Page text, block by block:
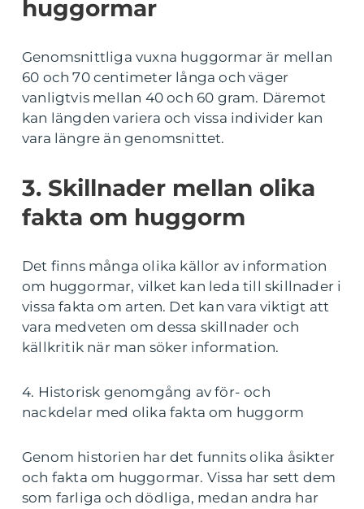
huggormar
Genomsnittliga vuxna huggormar är mellan
60 och 70 centimeter långa och väger
vanligtvis mellan 40 och 60 gram. Däremot
kan längden variera och vissa individer kan
vara längre än genomsnittet.
3. Skillnader mellan olika
fakta om huggorm
Det finns många olika källor av information
om huggormar, vilket kan leda till skillnader i
vissa fakta om arten. Det kan vara viktigt att
vara medveten om dessa skillnader och
källkritik när man söker information.
4. Historisk genomgång av för- och
nackdelar med olika fakta om huggorm
Genom historien har det funnits olika åsikter
och fakta om huggormar. Vissa har sett dem
som farliga och dödliga, medan andra har